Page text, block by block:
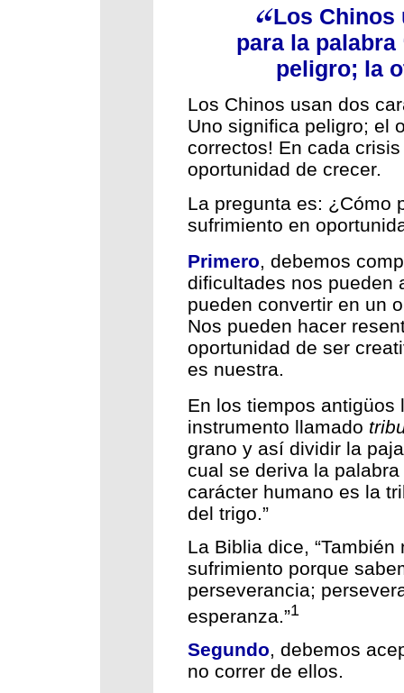
Los Chinos
para la
peligro; la
Los Chinos usan dos
Uno significa peligro; el
correctos! En cada
oportunidad de crecer.
La pregunta es: ¿Cómo
sufrimiento en
Primero, debemos
dificultades nos pueden
pueden convertir en un
Nos pueden hacer
oportunidad de ser
es nuestra.
En los tiempos
instrumento llamado
grano y así dividir la
cual se deriva la palabra
carácter humano es la
del trigo.”
La Biblia dice,
sufrimiento porque
perseverancia;
esperanza.”1
Segundo, debemos
no correr de ellos.